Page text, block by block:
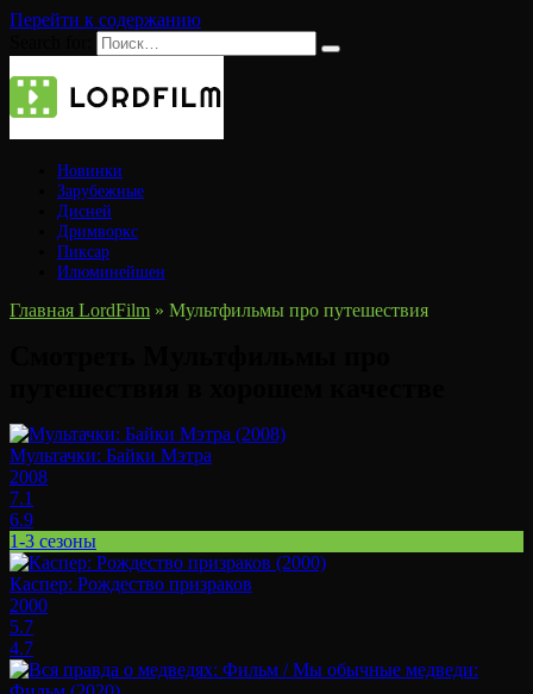
Перейти к содержанию
Новинки
Зарубежные
Дисней
Дримворкс
Пиксар
Илюминейшен
Главная LordFilm » Мультфильмы про путешествия
Мультачки: Байки Мэтра
2008
7.1
6.9
1-3 сезоны
Каспер: Рождество призраков
2000
5.7
4.7